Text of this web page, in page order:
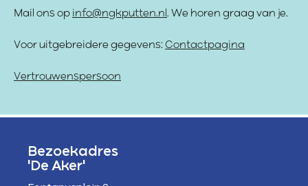
Mail ons op info@ngkputten.nl . We horen graag van je.
Voor uitgebreidere gegevens: Contactpagina
Vertrouwenspersoon
Bezoekadres
'De Aker'